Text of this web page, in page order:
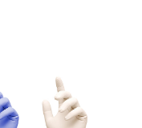
& Co. KG